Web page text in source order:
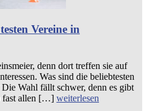
Vereine in
denn dort treffen sie auf
Was sind die beliebtesten
Wahl fällt schwer, denn es gibt
fast allen […] weiterlesen